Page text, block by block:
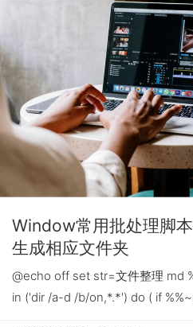
Window常用批处理脚
生成相应文件夹
@echo off set str=文件整理 md
in ('dir /a-d /b/on,*.*') do ( if